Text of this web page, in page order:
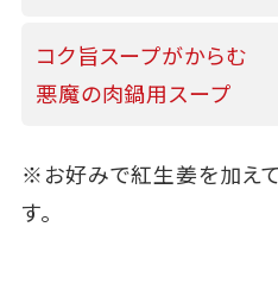
コク旨スープがからむ
悪魔の肉鍋用スープ
※お好みで紅生姜を加え
す。